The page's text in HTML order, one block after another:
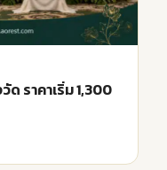
ราคาเริ่ม 1,300